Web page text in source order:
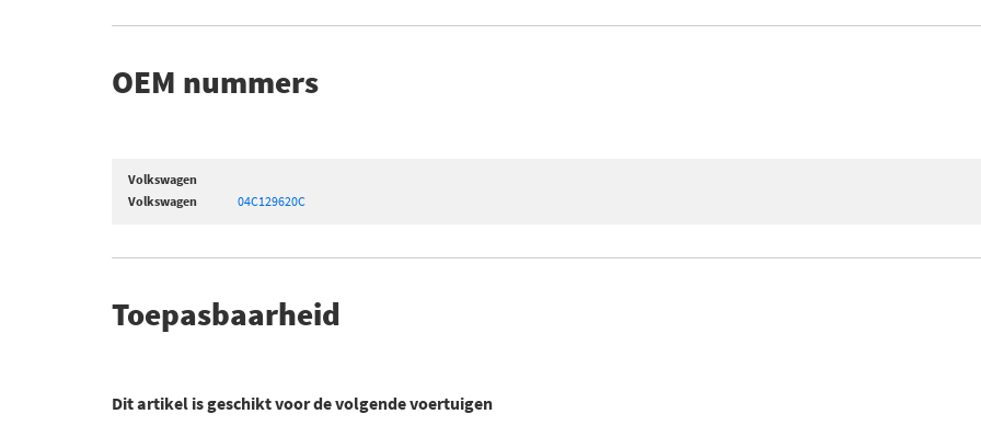
OEM nummers
Volkswagen
Volkswagen
04C129620C
Toepasbaarheid
Dit artikel is geschikt voor de volgende voertuigen